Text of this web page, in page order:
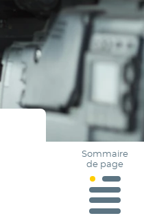
Sommaire
de page